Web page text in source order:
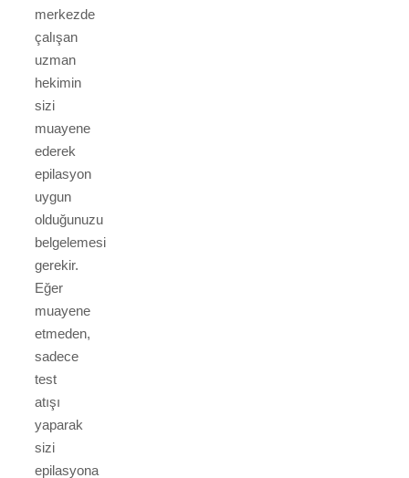
merkezde
çalışan
uzman
hekimin
sizi
muayene
ederek
epilasyon
uygun
olduğunuzu
belgelemesi
gerekir.
Eğer
muayene
etmeden,
sadece
test
atışı
yaparak
sizi
epilasyona